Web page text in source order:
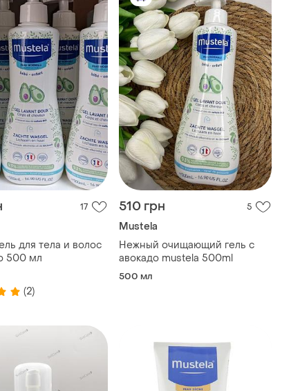
17
для тела и волос
500 мл
(2)
510 грн 5
Mustela
Нежный очищающий гель с
авокадо mustela 500ml
500 мл